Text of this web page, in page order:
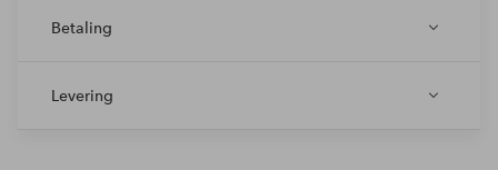
Betaling
Levering